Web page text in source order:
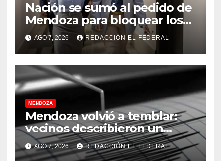
Nación se sumó al pedido de
Mendoza para bloquear los
celulares en las cárceles de
la provincia
AGO 7, 2026 REDACCIÓN EL FEDERAL
MENDOZA
Mendoza volvió a temblar:
vecinos describieron un
“sacudón” acompañado por
un fuerte estruendo
AGO 7, 2026 REDACCIÓN EL FEDERAL